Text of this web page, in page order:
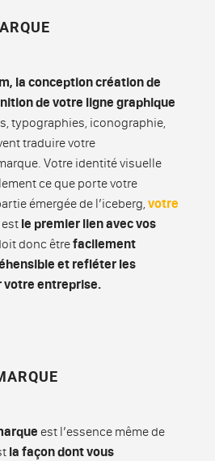
la conception création de
de votre ligne graphique
typographies, iconographie,
traduire votre
Votre identité visuelle
ce que porte votre
émergée de l’iceberg, votre
est le premier lien avec vos
donc êtrefacilement
et refléter les
votre entreprise.
est l’essence même de
la façon dont vous